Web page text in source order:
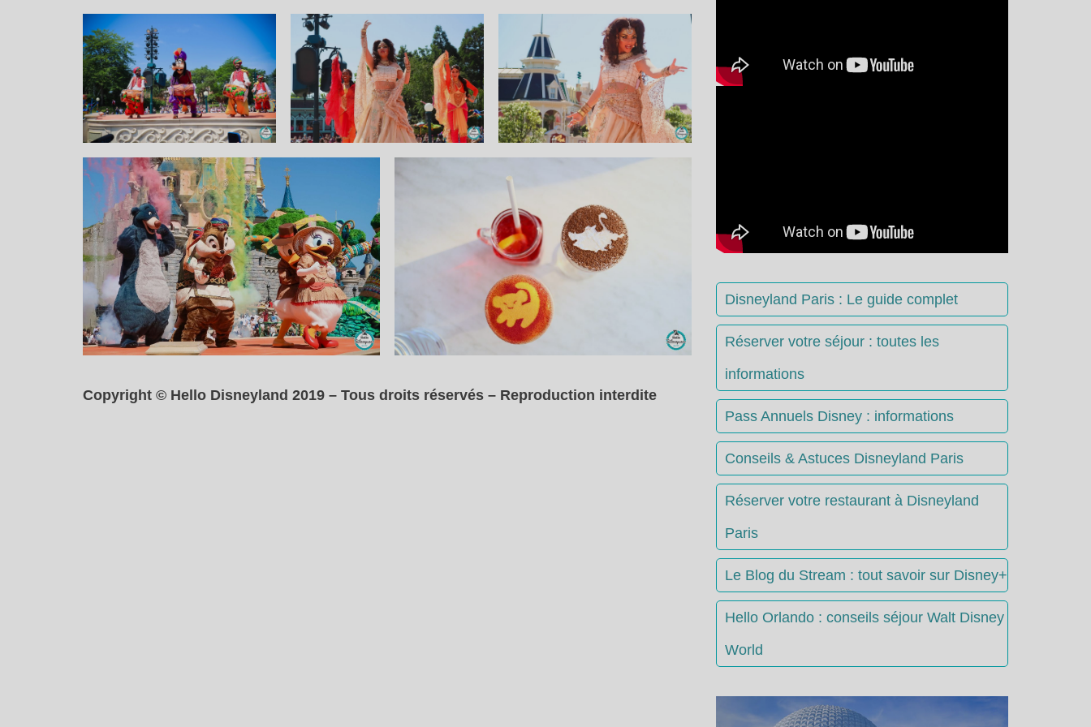
Copyright © Hello Disneyland 2019 – Tous droits réservés – Reproduction interdite
Disneyland Paris : Le guide complet
Réserver votre séjour : toutes les
informations
Pass Annuels Disney : informations
Conseils & Astuces Disneyland Paris
Réserver votre restaurant à Disneyland
Paris
Le Blog du Stream : tout savoir sur Disney+
Hello Orlando : conseils séjour Walt Disney
World